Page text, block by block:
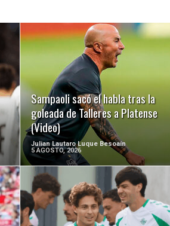
Sampaoli sacó el habla tras la
goleada de Talleres a Platense
(Video)
Julian Lautaro Luque Besoaín
5 AGOSTO, 2026
LEER MÁS